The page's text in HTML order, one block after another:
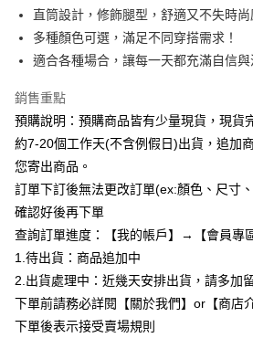
街口支付
悠遊付
Google Pay
全支付
【關於「AFTEE先享後付」】
AFTEE先享後付是「在收到商品之後才付款」
便利好安心！
１．簡單：不需註冊會員、不需綁卡、不需儲值
２．便利：只要手機號碼，簡訊認證，即可結帳
３．安心：先確認商品／服務後，再付款。
１．於結帳方式選擇「AFTEE先享後付」後，
ATM付款
運送方式
全家付款取貨
每筆NT$85，滿NT$799(含以上)免運費
直筒設計，修飾腿型，舒適又不失時尚
多種顏色可選，滿足不同穿搭需求！
適合各種場合，讓每一天都充滿自信與
銷售重點
預購說明：預購商品皆有少量現貨，現貨
約7-20個工作天(不含例假日)出貨，追加
您寄出商品。
訂單下訂後無法更改訂單(ex:顏色、尺寸
確認好後再下單
查詢訂單進度：【我的帳戶】→【會員專
1.待出貨：商品追加中
2.出貨處理中：近幾天安排出貨，請多加
下單前請務必詳閱【關於我們】or【商店
下單後表示接受賣場規則